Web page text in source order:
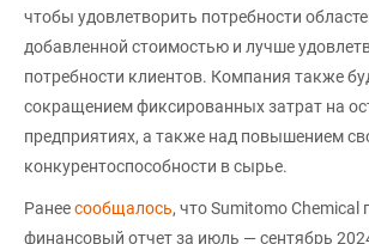
чтобы удовлетворить потребности
добавленной стоимостью и лучше
потребности клиентов. Компания также
сокращением фиксированных затрат на
предприятиях, а также над повышением
конкурентоспособности в сырье.
Ранеесообщалось, что Sumitomo Chemical
финансовый отчет за июль — сентябрь